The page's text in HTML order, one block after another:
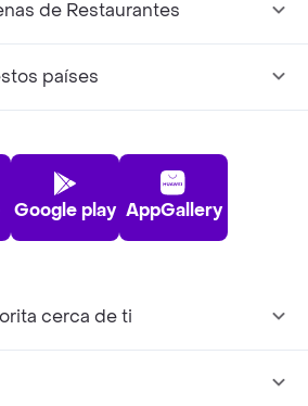
de Restaurantes
países
Google play AppGallery
cerca de ti